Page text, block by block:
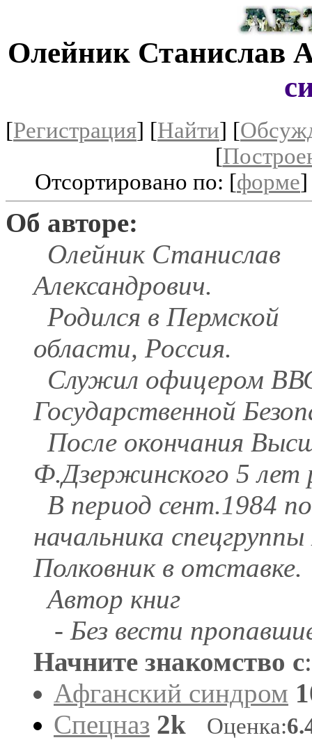
Олейник Станислав
[Регистрация] [Найти] [
[
Отсортировано по: [форме
Об авторе:
Олейник Станислав
Александрович.
Родился в Пермской
области, Россия.
Служил офицером
Государственной
После окончания
Ф.Дзержинского 5 лет
В период сент.1984
начальника
Полковник в отставке.
Автор книг
- Без вести
Начните знакомство с:
Афганский синдром
Спецназ 2k Оценка: